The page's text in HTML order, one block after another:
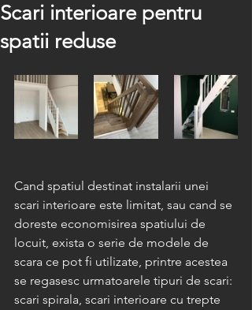
Scari interioare pentru
spatii reduse
Cand spatiul destinat instalarii unei
scari interioare este limitat, sau cand se
doreste economisirea spatiului de
locuit, exista o serie de modele de
scara ce pot fi utilizate, printre acestea
se regasesc urmatoarele tipuri de scari:
scari spirala, scari interioare cu trepte